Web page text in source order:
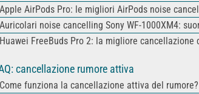
Apple AirPods Pro: le migliori AirPods noise
Auricolari noise cancelling Sony WF-1000XM4:
Huawei FreeBuds Pro 2: la migliore
cancellazione rumore attiva
Come funziona la cancellazione attiva del rumore?